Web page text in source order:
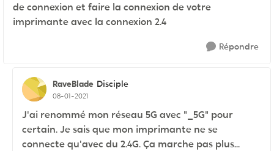
de connexion et faire la connexion de votre
imprimante avec la connexion 2.4
Répondre
RaveBlade Disciple
08-01-2021
J'ai renommé mon réseau 5G avec "_5G" pour
certain. Je sais que mon imprimante ne se
connecte qu'avec du 2.4G. Ça marche pas plus...